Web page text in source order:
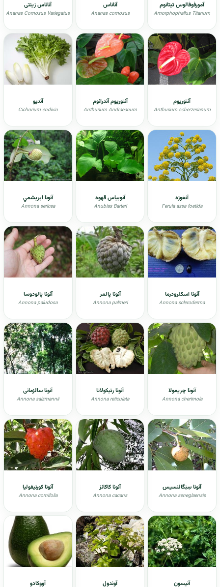
آمورفوفالوس تیتانوم
Amorphophallus Titanum
آناناس
Ananas comosus
آناناس زینتی
Ananas Comosus Variegatus
آنتوریوم
Anthurium scherzerianum
آنتوريوم آندرانوم
Anthurium Andraeanum
آندیو
Cichorium endivia
آنغوزه
Ferula assa foetida
آنوبیاس قهوه
Anubias Barteri
آنونا ابريشمي
Annona sericea
آنونا اسکلرودرما
Annona scleroderma
آنونا پالمر
Annona palmeri
آنونا پالودوسا
Annona paludosa
آنونا چریمولا
Annona cherimola
آنونا رتیکولاتا
Annona reticulata
آنونا سالزمانی
Annona salzmannii
آنونا سِنِگالنسیس
Annona seneglaensis
آنونا کاکانز
Annona cacans
آنونا کورنیفولیا
Annona cornifolia
آنيسون آوندول آووکادو